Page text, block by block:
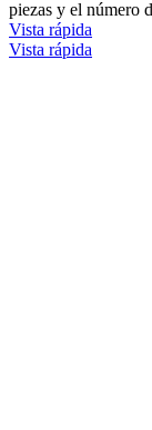
piezas y el número
Vista rápida
Vista rápida